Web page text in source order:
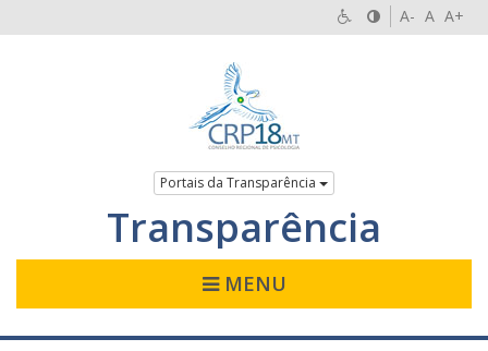
A- A A+
Portais da Transparência
Transparência
MENU